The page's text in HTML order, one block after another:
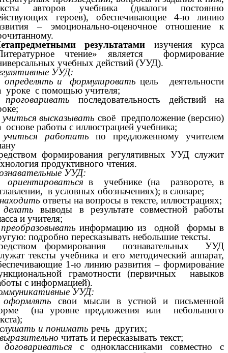
авторов учебника (диалоги постоянно
героев), обеспечивающие 4-ю линию
– эмоционально-оценочное отношение к
результатами изучения курса
чтение» является формирование
учебных действий (УУД).
УУД:
определять и формулировать цель деятельности
уроке с помощью учителя;
проговаривать последовательность действий на
учиться высказывать своё предположение (версию)
основе работы с иллюстрацией учебника;
учиться работать по предложенному учителем
формирования регулятивных УУД служит
продуктивного чтения.
УУД:
ориентироваться в учебнике (на развороте, в
в условных обозначениях); в словаре;
находить ответы на вопросы в тексте, иллюстрациях;
делатьвыводы в результате совместной работы
и учителя;
преобразовывать информацию из одной формы в
подробно пересказывать небольшие тексты.
формирования познавательных УУД
тексты учебника и его методический аппарат,
1-ю линию развития – формирование
грамотности (первичных навыков
с информацией).
УУД:
оформлять свои мысли в устной и письменной
(на уровне предложения или небольшого
слушать и понимать речь других;
выразительно читать и пересказывать текст;
договариваться с одноклассниками совместно с